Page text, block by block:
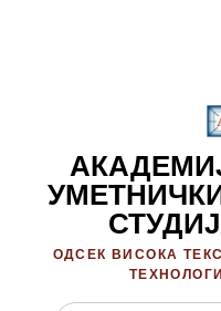
ОДСЕК ВИСОКА